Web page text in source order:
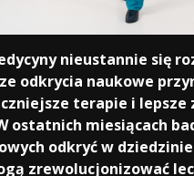
nieustannie się
odkrycia naukowe
terapie i lepsze
ostatnich miesiącach
odkryć w
zrewolucjonizować